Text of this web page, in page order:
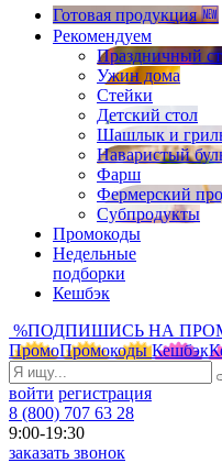
Готовая продукция 🆕
Рекомендуем
Праздничный
Ужин дома
Стейки
Детский стол
Шашлык и
Наваристый
Фарш
Фермерский
Субпродукты
Промокоды
Недельные
подборки
Кешбэк
%ПОДПИШИСЬ НА
ПромоПромокоды Кешбэк
войти регистрация
8 (800) 707 63 28
9:00-19:30
заказать звонок